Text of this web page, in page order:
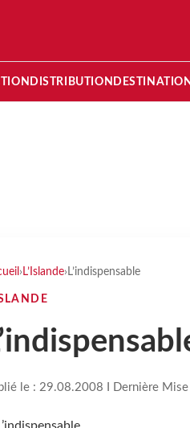
DISTRIBUTION DESTINATION
› L’Islande› L’indispensable
le : 29.08.2008 I Dernière